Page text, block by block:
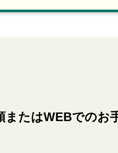
たはWEBでのお